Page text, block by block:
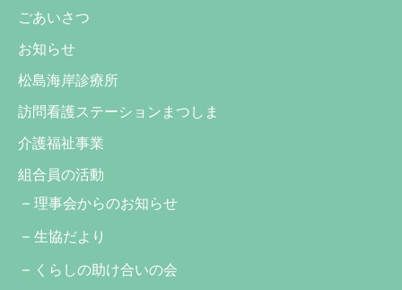
ごあいさつ
お知らせ
松島海岸診療所
訪問看護ステーションまつしま
介護福祉事業
組合員の活動
理事会からのお知らせ
生協だより
くらしの助け合いの会